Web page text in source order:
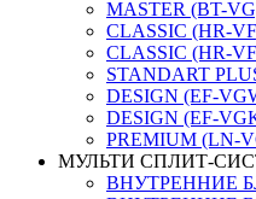
MASTER (BT-
CLASSIC (HR-
CLASSIC (HR-
STANDART
DESIGN (EF-
DESIGN (EF-
PREMIUM (LN-
МУЛЬТИ СПЛИТ-
ВНУТРЕННИЕ